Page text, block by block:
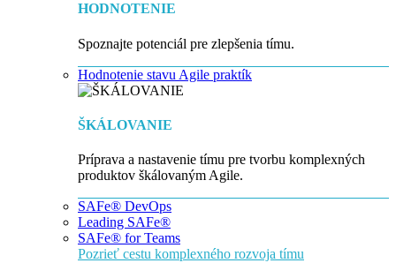
HODNOTENIE
Spoznajte potenciál pre zlepšenia tímu.
Hodnotenie stavu Agile praktík
ŠKÁLOVANIE
Príprava a nastavenie tímu pre tvorbu komplexných
produktov škálovaným Agile.
SAFe® DevOps
Leading SAFe®
SAFe® for Teams
Pozrieť cestu komplexného rozvoja tímu